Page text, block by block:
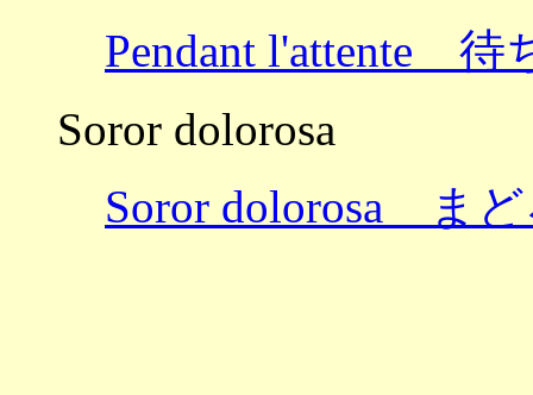
Pendant l'attente 待
Soror dolorosa
Soror dolorosa ま